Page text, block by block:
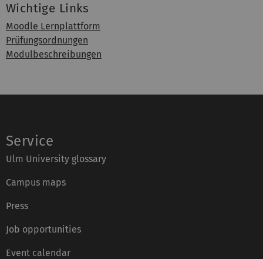
Wichtige Links
Moodle Lernplattform
Prüfungsordnungen
Modulbeschreibungen
Service
Ulm University glossary
Campus maps
Press
Job opportunities
Event calendar